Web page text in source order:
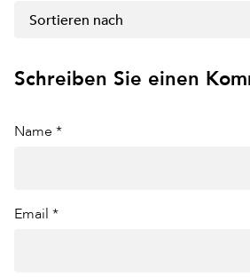
Sortieren nach
Schreiben Sie einen
Name *
Email *